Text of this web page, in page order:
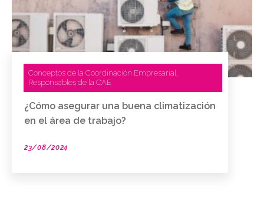
Conceptos de la Coordinación Empresarial,
Responsables de la CAE
¿Cómo asegurar una buena climatización
en el área de trabajo?
23/08/2024